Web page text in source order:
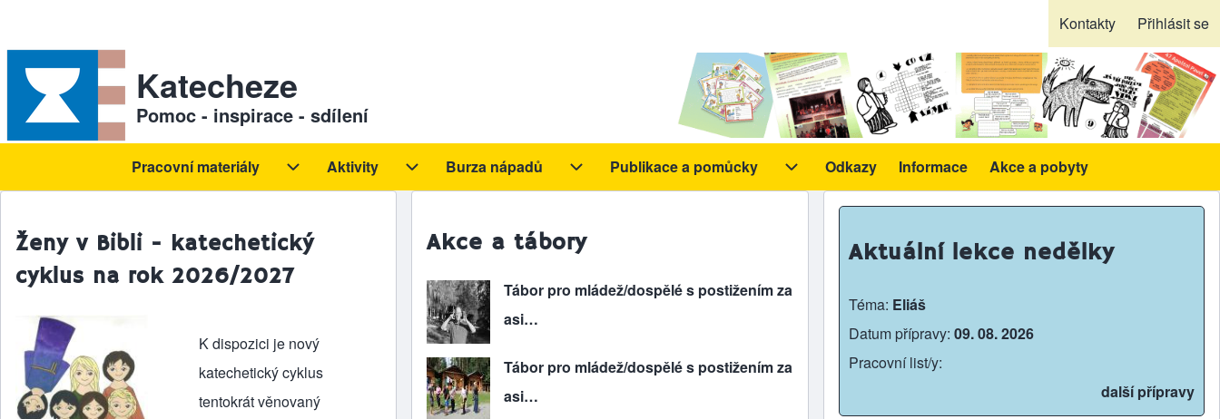
Sekundární odkazy
Kontakty Přihlásit se
Katecheze
Pomoc - inspirace - sdílení
Hlavní navigace
Pracovní materiály
Pracovní materiály sub-navigation
Aktivity
Aktivity sub-navigation
Burza nápadů
Burza nápadů sub-navigation
Publikace a pomůcky
Publikace a pomůcky sub-navigation
Odkazy Informace Akce a pobyty
Ženy v Bibli - katechetický
cyklus na rok 2026/2027
K dispozici je nový
katechetický cyklus
tentokrát věnovaný
Akce a tábory
Tábor pro mládež/dospělé s postižením za
asi…
Tábor pro mládež/dospělé s postižením za
asi…
Aktuální lekce nedělky
Téma: Eliáš
Datum přípravy: 09. 08. 2026
Pracovní list/y:
další přípravy